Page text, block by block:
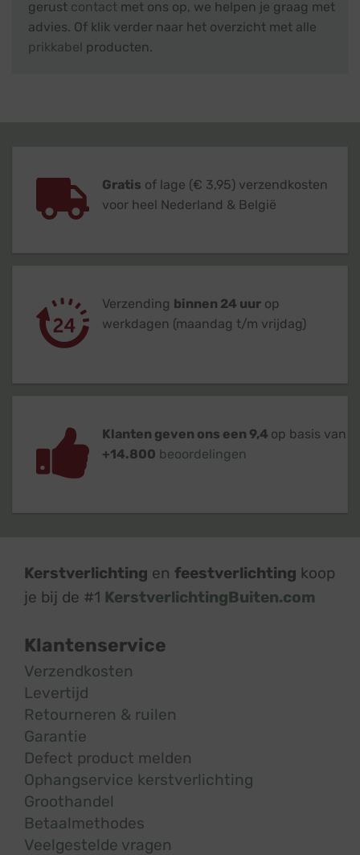
gerust contact met ons op, we helpen je graag met
advies. Of klik verder naar het overzicht met alle
prikkabel producten.
Gratis of lage (€ 3,95) verzendkosten
voor heel Nederland & België
Verzending binnen 24 uur op
werkdagen (maandag t/m vrijdag)
Klanten geven ons een 9,4 op basis van
+14.800 beoordelingen
Kerstverlichting en feestverlichting koop
je bij de #1 KerstverlichtingBuiten.com
Klantenservice
Verzendkosten
Levertijd
Retourneren & ruilen
Garantie
Defect product melden
Ophangservice kerstverlichting
Groothandel
Betaalmethodes
Veelgestelde vragen